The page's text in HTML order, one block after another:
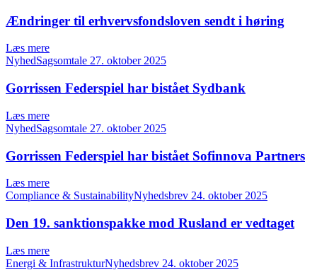
Ændringer til erhvervsfondsloven sendt i høring
Læs mere
NyhedSagsomtale 27. oktober 2025
Gorrissen Federspiel har bistået Sydbank
Læs mere
NyhedSagsomtale 27. oktober 2025
Gorrissen Federspiel har bistået Sofinnova Partners
Læs mere
Compliance & SustainabilityNyhedsbrev 24. oktober 2025
Den 19. sanktionspakke mod Rusland er vedtaget
Læs mere
Energi & InfrastrukturNyhedsbrev 24. oktober 2025